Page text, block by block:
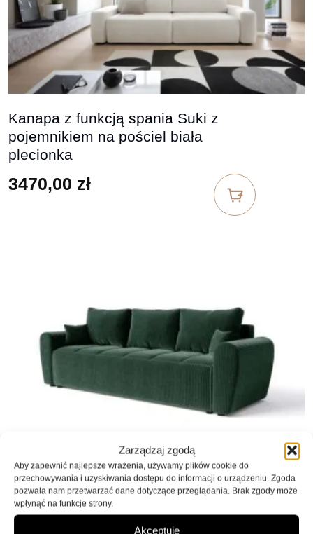
Zarządzaj zgodą
Aby zapewnić najlepsze wrażenia, używamy plików cookie do
przechowywania i uzyskiwania dostępu do informacji o urządzeniu. Zgoda
pozwala nam przetwarzać dane dotyczące przeglądania. Brak zgody może
wpłynąć na funkcje strony.
Akceptuję
Kanapa z funkcją spania Suki z
pojemnikiem na pościel biała
plecionka
3470,00 zł
Kanapa z funkcją spania Rico z
pojemnikiem na pościel zielony
sztruks